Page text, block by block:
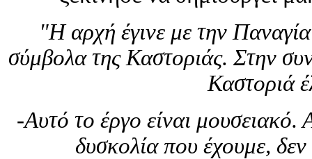
"Η αρχή έγινε με την
σύμβολα της Καστοριάς. Στην
Καστοριά
-Αυτό το έργο είναι μουσειακό.
δυσκολία που έχουμε,